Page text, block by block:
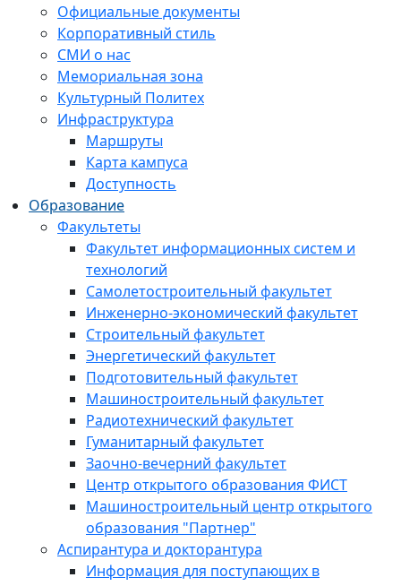
Официальные документы
Корпоративный стиль
СМИ о нас
Мемориальная зона
Культурный Политех
Инфраструктура
Маршруты
Карта кампуса
Доступность
Образование
Факультеты
Факультет информационных систем и
технологий
Самолетостроительный факультет
Инженерно-экономический факультет
Строительный факультет
Энергетический факультет
Подготовительный факультет
Машиностроительный факультет
Радиотехнический факультет
Гуманитарный факультет
Заочно-вечерний факультет
Центр открытого образования ФИСТ
Машиностроительный центр открытого
образования "Партнер"
Аспирантура и докторантура
Информация для поступающих в